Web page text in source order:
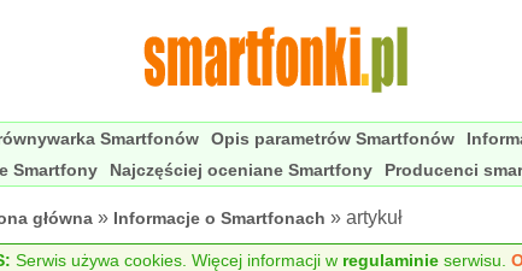
Smartfonów Opis parametrów Smartfonów
Smartfony
Najczęściej oceniane Smartfony Producenci
główna » Informacje o Smartfonach » artykuł
Serwis używa cookies. Więcej informacji w regulaminieserwisu.